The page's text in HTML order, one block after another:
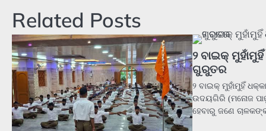
Related Posts
୨ ବାଇକ୍
ଗୁରୁତର
୨ ବାଇକ୍ ମୁହାଁମୁହିଁ
ଉଦୟଗିରି (ମନୋଜ
ହେବାରୁ ଜଣେ